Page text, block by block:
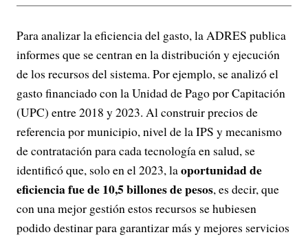
Para analizar la eficiencia del gasto, la ADRES publica
informes que se centran en la distribución y ejecución
de los recursos del sistema. Por ejemplo, se analizó el
gasto financiado con la Unidad de Pago por Capitación
(UPC) entre 2018 y 2023. Al construir precios de
referencia por municipio, nivel de la IPS y mecanismo
de contratación para cada tecnología en salud, se
identificó que, solo en el 2023, laoportunidad de
eficiencia fue de 10,5 billones de pesos, es decir, que
con una mejor gestión estos recursos se hubiesen
podido destinar para garantizar más y mejores servicios